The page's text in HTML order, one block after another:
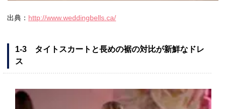
出典： http://www.weddingbells.ca/
1-3 タイトスカートと長めの裾の対比が新鮮なドレ
ス